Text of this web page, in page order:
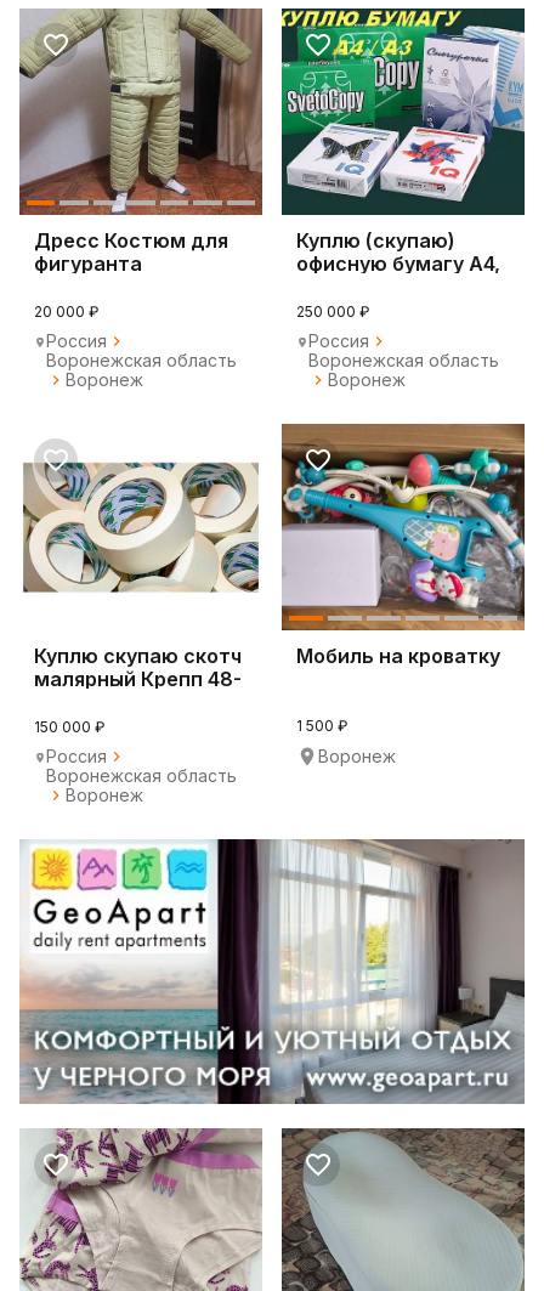
Дресс Костюм для
фигуранта
20 000 ₽
Россия
Воронежская область
Воронеж
Куплю (скупаю)
офисную бумагу А4,
250 000 ₽
Россия
Воронежская область
Воронеж
Куплю скупаю скотч
малярный Крепп 48-
150 000 ₽
Россия
Воронежская область
Воронеж
Мобиль на кроватку
1 500 ₽
Воронеж